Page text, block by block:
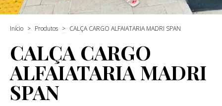
Início > Produtos > CALÇA CARGO ALFAIATARIA MADRI SPAN
CALÇA CARGO
ALFAIATARIA MADRI
SPAN